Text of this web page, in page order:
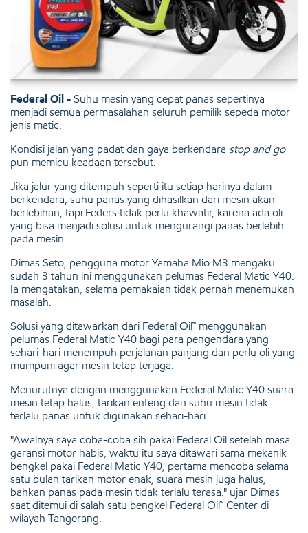
Federal Oil - Suhu mesin yang cepat panas sepertinya
menjadi semua permasalahan seluruh pemilik sepeda motor
jenis matic.
Kondisi jalan yang padat dan gaya berkendara stop and go
pun memicu keadaan tersebut.
Jika jalur yang ditempuh seperti itu setiap harinya dalam
berkendara, suhu panas yang dihasilkan dari mesin akan
berlebihan, tapi Feders tidak perlu khawatir, karena ada oli
yang bisa menjadi solusi untuk mengurangi panas berlebih
pada mesin.
Dimas Seto, pengguna motor Yamaha Mio M3 mengaku
sudah 3 tahun ini menggunakan pelumas Federal Matic Y40.
Ia mengatakan, selama pemakaian tidak pernah menemukan
masalah.
Solusi yang ditawarkan dari Federal Oil™ menggunakan
pelumas Federal Matic Y40 bagi para pengendara yang
sehari-hari menempuh perjalanan panjang dan perlu oli yang
mumpuni agar mesin tetap terjaga.
Menurutnya dengan menggunakan Federal Matic Y40 suara
mesin tetap halus, tarikan enteng dan suhu mesin tidak
terlalu panas untuk digunakan sehari-hari.
"Awalnya saya coba-coba sih pakai Federal Oil setelah masa
garansi motor habis, waktu itu saya ditawari sama mekanik
bengkel pakai Federal Matic Y40, pertama mencoba selama
satu bulan tarikan motor enak, suara mesin juga halus,
bahkan panas pada mesin tidak terlalu terasa." ujar Dimas
saat ditemui di salah satu bengkel Federal Oil™ Center di
wilayah Tangerang.